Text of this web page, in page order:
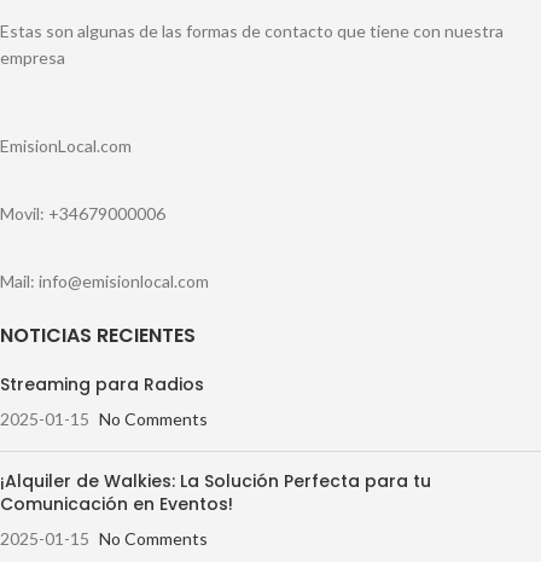
Estas son algunas de las formas de contacto que tiene con nuestra
empresa
EmisionLocal.com
Movil: +34679000006
Mail: info@emisionlocal.com
NOTICIAS RECIENTES
Streaming para Radios
2025-01-15 No Comments
¡Alquiler de Walkies: La Solución Perfecta para tu
Comunicación en Eventos!
2025-01-15 No Comments